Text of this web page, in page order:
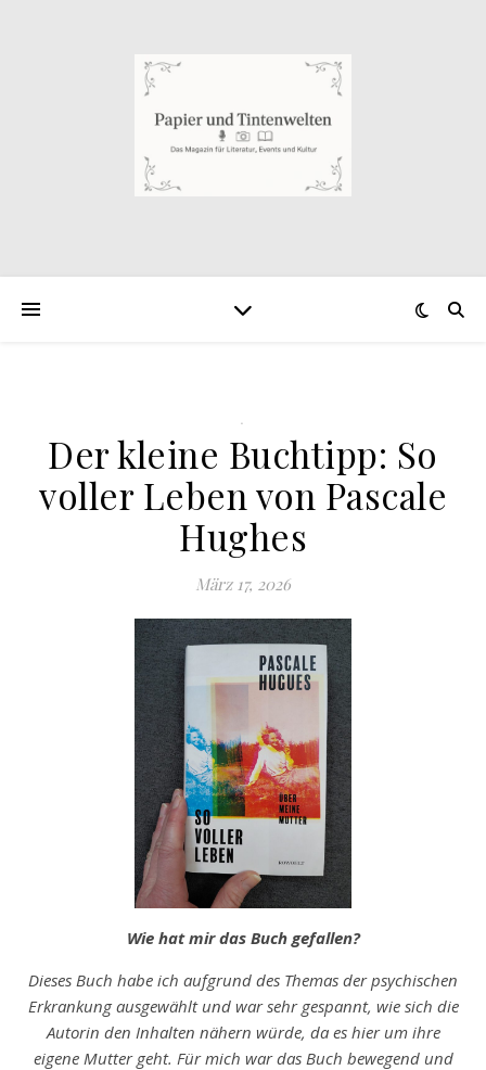
.
Der kleine Buchtipp: So
voller Leben von Pascale
Hughes
März 17, 2026
Wie hat mir das Buch gefallen?
Dieses Buch habe ich aufgrund des Themas der psychischen
Erkrankung ausgewählt und war sehr gespannt, wie sich die
Autorin den Inhalten nähern würde, da es hier um ihre
eigene Mutter geht. Für mich war das Buch bewegend und